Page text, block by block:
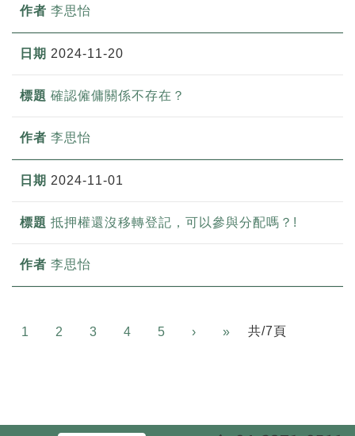
李思怡
2024-11-20
確認僱傭關係不存在？
李思怡
2024-11-01
抵押權還沒移轉登記，可以參與分配嗎？!
李思怡
1 2 3 4 5 › » Next共/7頁